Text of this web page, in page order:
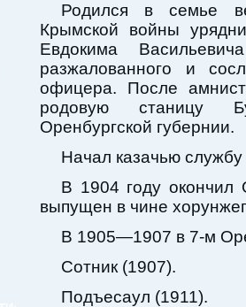
Родился в семье
Крымской войны
Евдокима
разжалованного и
офицера. После
родовую станицу
Оренбургской губернии.
Начал казачью службу
В 1904 году окончил
выпущен в чине
В 1905—1907 в 7-м
Сотник (1907).
Подъесаул (1911).